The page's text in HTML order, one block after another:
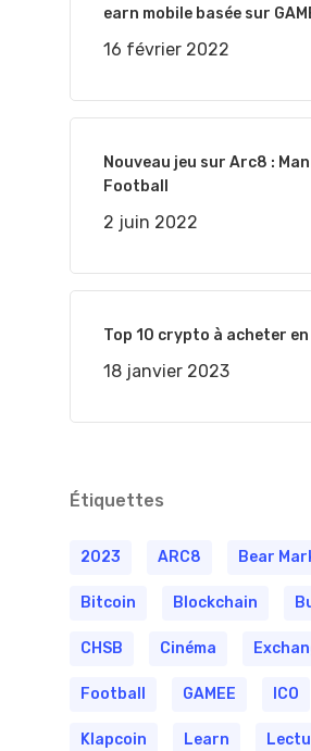
earn mobile basée sur
16 février 2022
Nouveau jeu sur Arc8 :
Football
2 juin 2022
Top 10 crypto à acheter
18 janvier 2023
Étiquettes
2023 ARC8 Bear
Bitcoin Blockchain
CHSB Cinéma
Football GAMEE ICO
Klapcoin Learn